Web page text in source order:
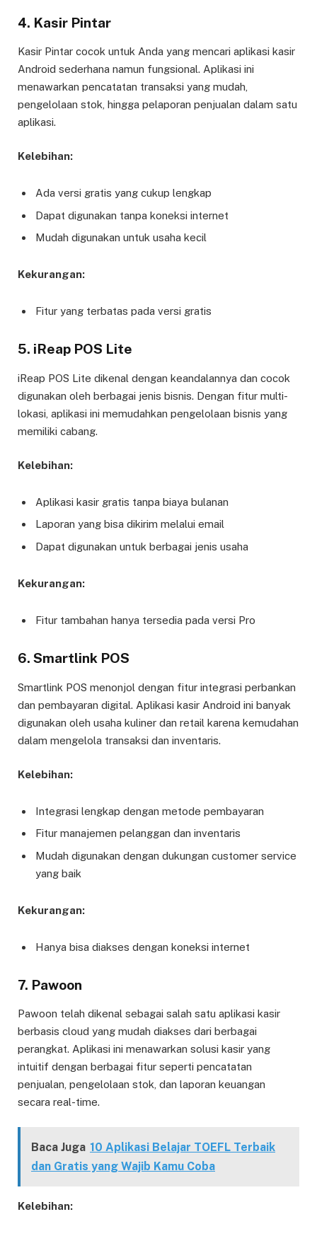
4. Kasir Pintar
Kasir Pintar cocok untuk Anda yang mencari aplikasi kasir
Android sederhana namun fungsional. Aplikasi ini
menawarkan pencatatan transaksi yang mudah,
pengelolaan stok, hingga pelaporan penjualan dalam satu
aplikasi.
Kelebihan:
Ada versi gratis yang cukup lengkap
Dapat digunakan tanpa koneksi internet
Mudah digunakan untuk usaha kecil
Kekurangan:
Fitur yang terbatas pada versi gratis
5. iReap POS Lite
iReap POS Lite dikenal dengan keandalannya dan cocok
digunakan oleh berbagai jenis bisnis. Dengan fitur multi-
lokasi, aplikasi ini memudahkan pengelolaan bisnis yang
memiliki cabang.
Kelebihan:
Aplikasi kasir gratis tanpa biaya bulanan
Laporan yang bisa dikirim melalui email
Dapat digunakan untuk berbagai jenis usaha
Kekurangan:
Fitur tambahan hanya tersedia pada versi Pro
6. Smartlink POS
Smartlink POS menonjol dengan fitur integrasi perbankan
dan pembayaran digital. Aplikasi kasir Android ini banyak
digunakan oleh usaha kuliner dan retail karena kemudahan
dalam mengelola transaksi dan inventaris.
Kelebihan:
Integrasi lengkap dengan metode pembayaran
Fitur manajemen pelanggan dan inventaris
Mudah digunakan dengan dukungan customer service
yang baik
Kekurangan:
Hanya bisa diakses dengan koneksi internet
7. Pawoon
Pawoon telah dikenal sebagai salah satu aplikasi kasir
berbasis cloud yang mudah diakses dari berbagai
perangkat. Aplikasi ini menawarkan solusi kasir yang
intuitif dengan berbagai fitur seperti pencatatan
penjualan, pengelolaan stok, dan laporan keuangan
secara real-time.
Baca Juga 10 Aplikasi Belajar TOEFL Terbaik
dan Gratis yang Wajib Kamu Coba
Kelebihan: